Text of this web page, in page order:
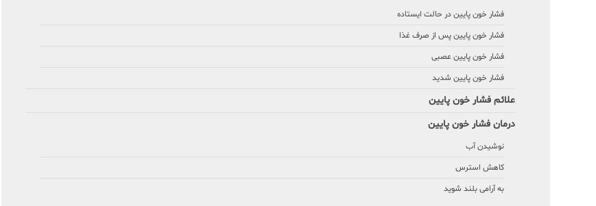
فشار خون پایین در حالت ایستاده
فشار خون پایین پس از صرف غذا
فشار خون پایین عصبی
فشار خون پایین شدید
علائم فشار خون پایین
درمان فشار خون پایین
نوشیدن آب
کاهش استرس
به آرامی بلند شوید